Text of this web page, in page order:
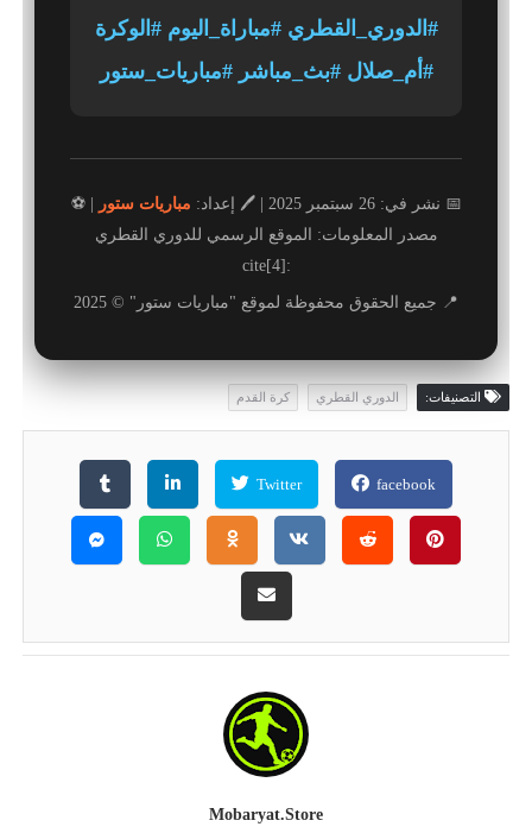
#الدوري_القطري #مباراة_اليوم #الوكرة
#أم_صلال #بث_مباشر #مباريات_ستور
📅 نشر في: 26 سبتمبر 2025 | 🖊️ إعداد: مباريات ستور | ⚽
مصدر المعلومات: الموقع الرسمي للدوري القطري
:cite[4]
📍 جميع الحقوق محفوظة لموقع "مباريات ستور" © 2025
التصنيفات: الدوري القطري كرة القدم
facebook
Twitter
Mobaryat.store